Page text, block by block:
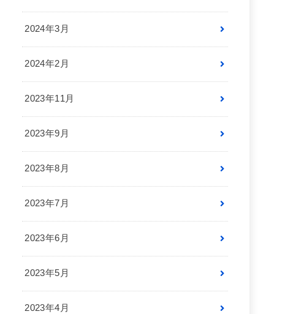
2024年3月
2024年2月
2023年11月
2023年9月
2023年8月
2023年7月
2023年6月
2023年5月
2023年4月